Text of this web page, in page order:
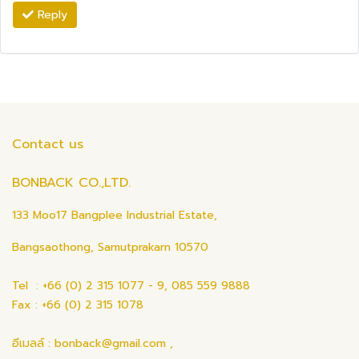
Reply
Contact us
BONBACK CO.,LTD.
133 Moo17 Bangplee Industrial Estate,
Bangsaothong, Samutprakarn 10570
Tel : +66 (0) 2 315 1077 - 9, 085 559 9888
Fax : +66 (0) 2 315 1078
อีเมลล์ : bonback@gmail.com ,